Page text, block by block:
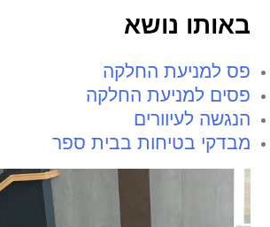
באותו נושא
פס למניעת החלקה
פסים למניעת החלקה
הנגשה לעיוורים
מבדקי בטיחות בבית ספר